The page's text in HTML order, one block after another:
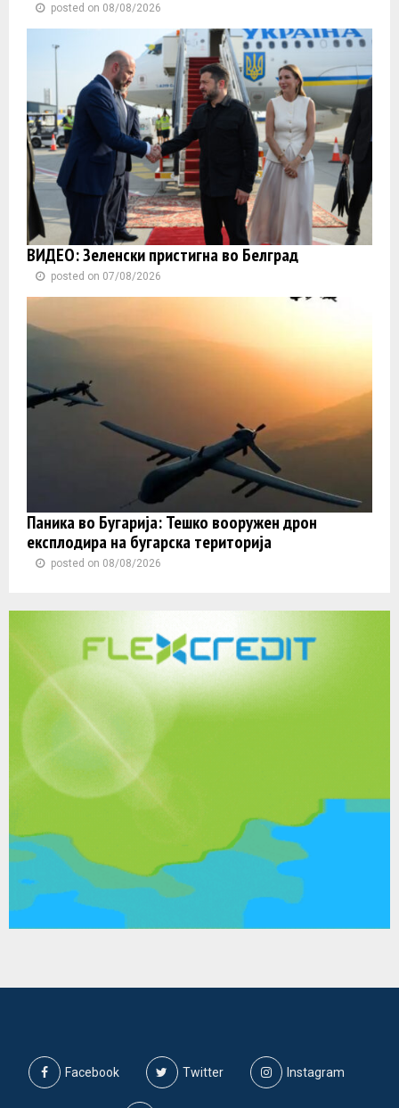
posted on 08/08/2026
ВИДЕО: Зеленски пристигна во Белград
posted on 07/08/2026
Паника во Бугарија: Тешко вооружен дрон
експлодира на бугарска територија
posted on 08/08/2026
Facebook Twitter Instagram